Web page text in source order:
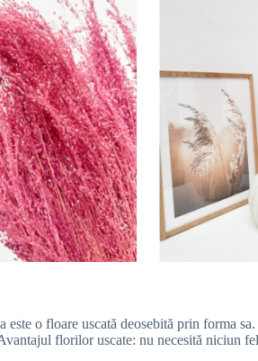
este o floare uscată deosebită prin
florilor uscate: nu necesită niciun